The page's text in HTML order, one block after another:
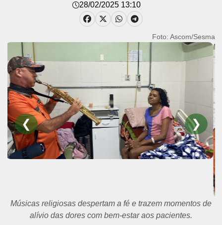
28/02/2025 13:10
Foto: Ascom/Sesma
❮ ❯
Músicas religiosas despertam a fé e trazem momentos de
alívio das dores com bem-estar aos pacientes.